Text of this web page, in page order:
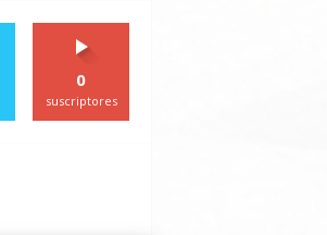
0
suscriptores